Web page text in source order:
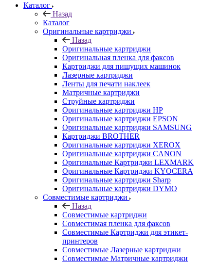
Каталог
Назад
Каталог
Оригинальные картриджи
Назад
Оригинальные картриджи
Оригинальная пленка для факсов
Картриджи для пишущих машинок
Лазерные картриджи
Ленты для печати наклеек
Матричные картриджи
Струйные картриджи
Оригинальные картриджи HP
Оригинальные картриджи EPSON
Оригинальные картриджи SAMSUNG
Картриджи BROTHER
Оригинальные картриджи XEROX
Оригинальные картриджи CANON
Оригинальные Картриджи LEXMARK
Оригинальные Картриджи KYOCERA
Оригинальные картриджи Sharp
Оригинальные картриджи DYMO
Совместимые картриджи
Назад
Совместимые картриджи
Совместимая пленка для факсов
Совместимые Картриджи для этикет-
принтеров
Совместимые Лазерные картриджи
Совместимые Матричные картриджи